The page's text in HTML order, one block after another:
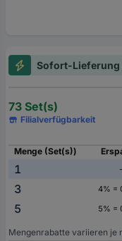
Sofort-Lieferung
73 Set(s)
Filialverfügbarkeit
Menge (Set(s))
1 -
3
4% =
5
5% =
Mengenrabatte variieren je